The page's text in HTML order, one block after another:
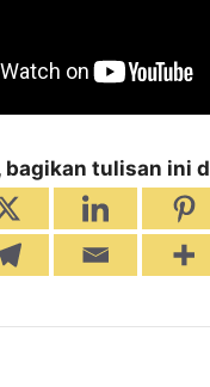
bagikan tulisan ini